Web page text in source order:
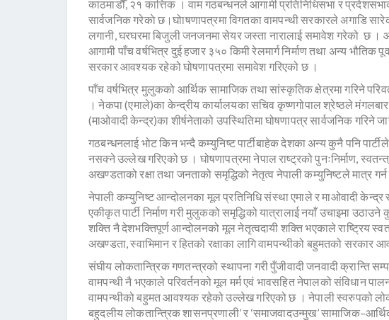
काठमाडौँ, २१ कात्तिक । वाम गठबन्धनले आगामी प्रतिनिधिसभा र
सार्वजनिक गरेकाे छ।घोाषणापत्रमा विगतका वामपन्थी सरकारले अगाडि
लगानी, घरघरमा बिजुली जनजनमा सेयर जस्ता नारालाई समावेश गरेको छ ।
आगामी पाँच वर्षभित्र दुई हजार ३५० किमी रेलमार्ग निर्माण तथा अन्य भौतिक
सरकार आवश्यक रहेको घोषणापत्रमा समावेश गरिएको छ ।
पाँच वर्षभित्र मुलुकको आर्थिक सामाजिक तथा सांस्कृतिक क्षेत्रमा गरिने
। नेकपा (एमाले)का केन्द्रीय कार्यालयका सचिव कृष्णगोपाल श्रेष्ठले
(माओवादी केन्द्र)का शीर्षनेताको उपस्थितिमा घोषणापत्र सार्वजनिक गरिने
गठबन्धनलाई भोट किन भन्दै कम्युनिष्ट पार्टीबाहेक देशका अन्य कुनै पनि
नसक्ने उल्लेख गरिएको छ । घोषणापत्रमा नेपाल राष्ट्रको पुनःनिर्माण,
अखण्डताको रक्षा तथा जनताको समृद्धिको नेतृत्व नेपाली कम्युनिष्टले मात्र
नेपाली कम्युनिष्ट आन्दोलनका मूल प्रतिनिधि संस्था एमाले र माओवादी केन्द्र
एकीकृत पार्टी निर्माण गरी मुलुकको समृद्धिको यात्रालाई नयाँ उचाइमा
शक्ति नै देशभक्तिपूर्ण आन्दोलनको मूल नेतृत्वदायी शक्ति भएकाले राष्ट्रिय
अखण्डता, स्वाभिमान र हितको रक्षाका लागि वामपन्थीको बहुमतको सरकार
संघीय लोकतान्त्रिक गणतन्त्रको स्थापना गरी पुँजीवादी जनवादी क्रान्ति
वामपन्थी नै भएकाले परिवर्तनको मूल मर्म एवं भावसहित नेपालको संविधान
वामपन्थीको बहुमत आवश्यक रहेको उल्लेख गरिएको छ । नेपाली स्वरुपको
बहुदलीय लोकतान्त्रिक शासनप्रणाली’ र ‘समाजवादउन्मुख’